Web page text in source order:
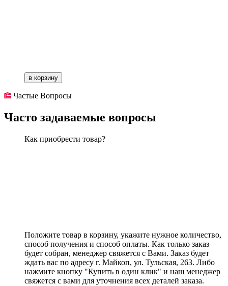
в корзину
Частые Вопросы
Часто задаваемые вопросы
Как приобрести товар?
Положите товар в корзину, укажите нужное количество,
способ получения и способ оплаты. Как только заказ
будет собран, менеджер свяжется с Вами. Заказ будет
ждать вас по адресу г. Майкоп, ул. Тульская, 263. Либо
нажмите кнопку "Купить в один клик" и наш менеджер
свяжется с вами для уточнения всех деталей заказа.